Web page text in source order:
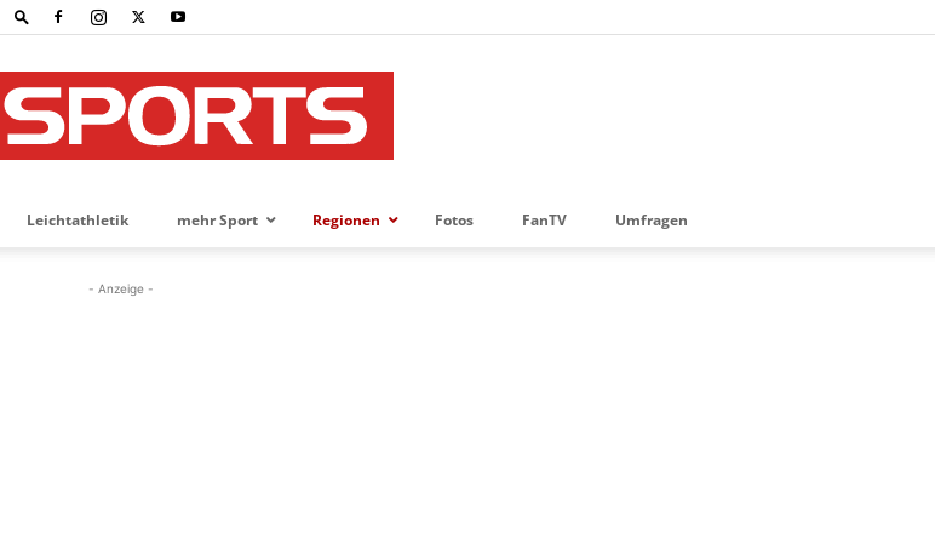
Leichtathletik mehr Sport Regionen Fotos FanTV Umfragen
- Anzeige -